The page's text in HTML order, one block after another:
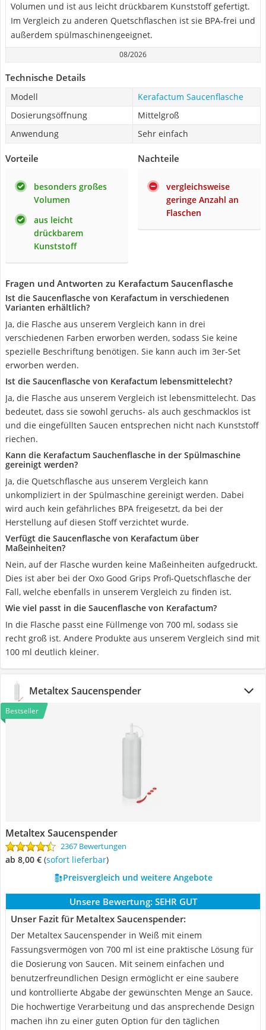
Volumen und ist aus leicht drückbarem Kunststoff gefertigt.
Im Vergleich zu anderen Quetschflaschen ist sie BPA-frei und
außerdem spülmaschinengeeignet.
08/2026
Technische Details
Modell
Kerafactum Saucenflasche
Dosierungsöffnung
Mittelgroß
Anwendung
Sehr einfach
Vorteile
besonders großes
Volumen
aus leicht
drückbarem
Kunststoff
Nachteile
vergleichsweise
geringe Anzahl an
Flaschen
Fragen und Antworten zu Kerafactum Saucenflasche
Ist die Saucenflasche von Kerafactum in verschiedenen
Varianten erhältlich?
Ja, die Flasche aus unserem Vergleich kann in drei
verschiedenen Farben erworben werden, sodass Sie keine
spezielle Beschriftung benötigen. Sie kann auch im 3er-Set
erworben werden.
Ist die Saucenflasche von Kerafactum lebensmittelecht?
Ja, die Flasche aus unserem Vergleich ist lebensmittelecht. Das
bedeutet, dass sie sowohl geruchs- als auch geschmacklos ist
und die eingefüllten Saucen entsprechen nicht nach Kunststoff
riechen.
Kann die Kerafactum Sauchenflasche in der Spülmaschine
gereinigt werden?
Ja, die Quetschflasche aus unserem Vergleich kann
unkompliziert in der Spülmaschine gereinigt werden. Dabei
wird auch kein gefährliches BPA freigesetzt, da bei der
Herstellung auf diesen Stoff verzichtet wurde.
Verfügt die Saucenflasche von Kerafactum über
Maßeinheiten?
Nein, auf der Flasche wurden keine Maßeinheiten aufgedruckt.
Dies ist aber bei der Oxo Good Grips Profi-Quetschflasche der
Fall, welche ebenfalls in unserem Vergleich zu finden ist.
Wie viel passt in die Saucenflasche von Kerafactum?
In die Flasche passt eine Füllmenge von 700 ml, sodass sie
recht groß ist. Andere Produkte aus unserem Vergleich sind mit
100 ml deutlich kleiner.
Metaltex Saucenspender
Bestseller
Metaltex Saucenspender
2367 Bewertungen
ab 8,00 € ( Sofort lieferbar)
Preisvergleich und weitere Angebote
Unsere Bewertung: SEHR GUT
Unser Fazit für Metaltex Saucenspender:
Der Metaltex Saucenspender in Weiß mit einem
Fassungsvermögen von 700 ml ist eine praktische Lösung für
die Dosierung von Saucen. Mit seinem einfachen und
benutzerfreundlichen Design ermöglicht er eine saubere
und kontrollierte Abgabe der gewünschten Menge an Sauce.
Die hochwertige Verarbeitung und das ansprechende Design
machen ihn zu einer guten Option für den täglichen